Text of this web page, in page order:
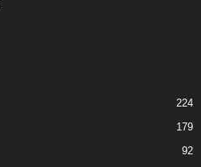
224
179
92